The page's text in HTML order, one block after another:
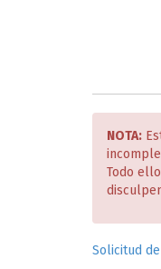
NOTA:
Todo
Solicitud